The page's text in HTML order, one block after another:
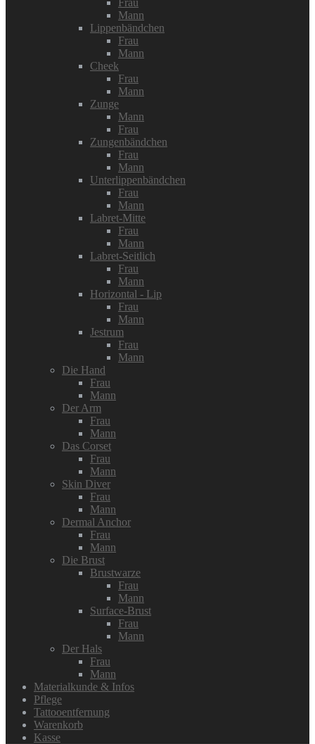
Frau
Mann
Lippenbändchen
Frau
Mann
Cheek
Frau
Mann
Zunge
Mann
Frau
Zungenbändchen
Frau
Mann
Unterlippenbändchen
Frau
Mann
Labret-Mitte
Frau
Mann
Labret-Seitlich
Frau
Mann
Horizontal - Lip
Frau
Mann
Jestrum
Frau
Mann
Die Hand
Frau
Mann
Der Arm
Frau
Mann
Das Corset
Frau
Mann
Skin Diver
Frau
Mann
Dermal Anchor
Frau
Mann
Die Brust
Brustwarze
Frau
Mann
Surface-Brust
Frau
Mann
Der Hals
Frau
Mann
Materialkunde & Infos
Pflege
Tattooentfernung
Warenkorb
Kasse